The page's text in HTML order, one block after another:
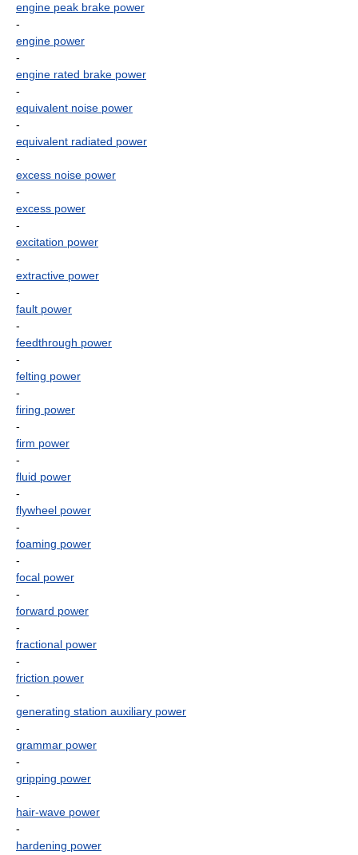
engine peak brake power
-
engine power
-
engine rated brake power
-
equivalent noise power
-
equivalent radiated power
-
excess noise power
-
excess power
-
excitation power
-
extractive power
-
fault power
-
feedthrough power
-
felting power
-
firing power
-
firm power
-
fluid power
-
flywheel power
-
foaming power
-
focal power
-
forward power
-
fractional power
-
friction power
-
generating station auxiliary power
-
grammar power
-
gripping power
-
hair-wave power
-
hardening power